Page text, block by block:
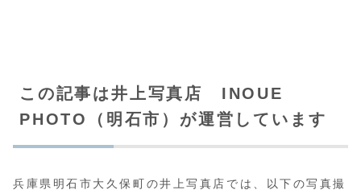
この記事は井上写真店 INOUE
PHOTO（明石市）が運営しています
兵庫県明石市大久保町の井上写真店では、以下の写真撮